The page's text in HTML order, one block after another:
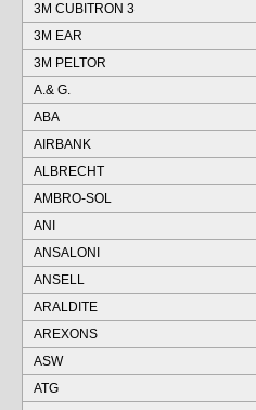
3M CUBITRON 3
3M EAR
3M PELTOR
A.& G.
ABA
AIRBANK
ALBRECHT
AMBRO-SOL
ANI
ANSALONI
ANSELL
ARALDITE
AREXONS
ASW
ATG